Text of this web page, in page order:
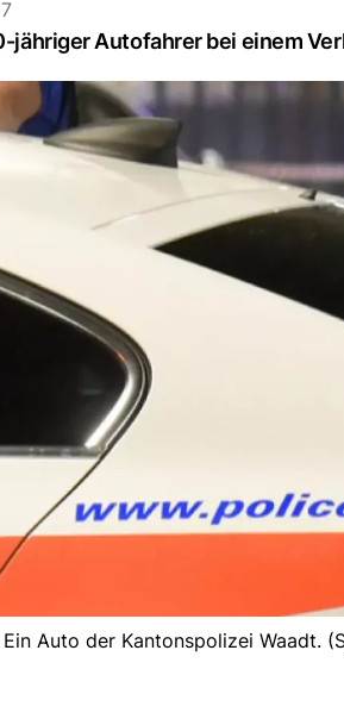
Autofahrer bei einem
Ein Auto der Kantonspolizei Waadt.